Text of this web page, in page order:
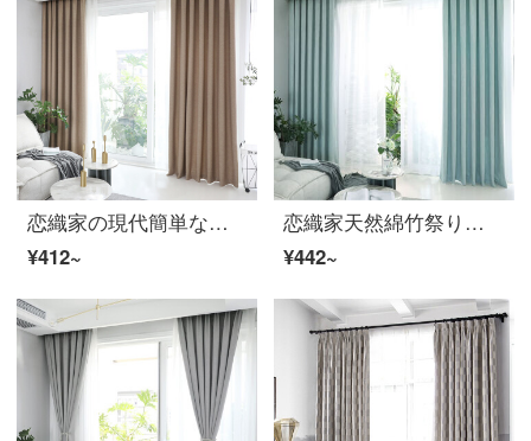
恋織家の現代簡単な純色の綿麻カーテンの完成品フック遮光断熱室のリビングルームの窓の下で窓のベランダのカーテンをカスタマイズして穴を開けます。麻のカーテンの完成品は特価の細い縞模様のカレー色の1.5メートルの幅*2.7メートルの高さです。
¥412~
恋織家天然綿竹祭り現代北欧シンプルな色の物理的な遮光カーテン製品の断熱材〓厚手の綿のカーテンをカスタマイズしてホックします。リビングルームの床の窓から窓のカーテンが翻ります。
¥442~